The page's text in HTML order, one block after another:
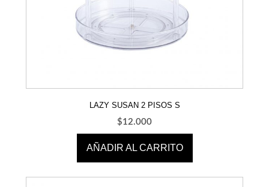
LAZY SUSAN 2 PISOS S
$12.000
AÑADIR AL CARRITO